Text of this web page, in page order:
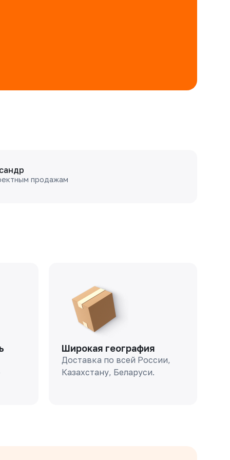
продажам
Широкая география
Доставка по всей России,
Казахстану, Беларуси.